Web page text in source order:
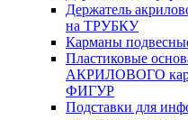
Держатель
на ТРУБКУ
Карманы
Пластиковые
АКРИЛОВОГО
ФИГУР
Подставки для